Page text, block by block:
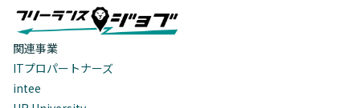
関連事業
ITプロパートナーズ
intee